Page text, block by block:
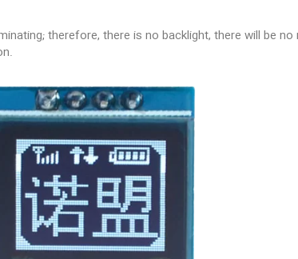
therefore, there is no backlight, there will be